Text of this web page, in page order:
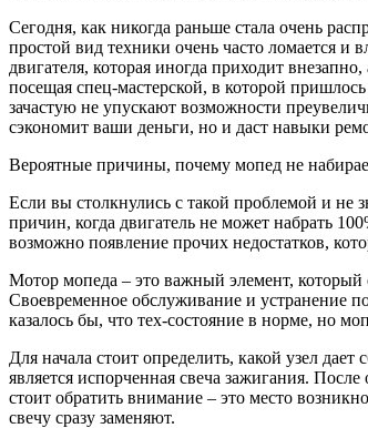
Сегодня, как никогда раньше стала очень
простой вид техники очень часто ломается и
двигателя, которая иногда приходит
посещая спец-мастерской, в которой
зачастую не упускают возможности
сэкономит ваши деньги, но и даст навыки
Вероятные причины, почему мопед не
Если вы столкнулись с такой проблемой и не
причин, когда двигатель не может набрать
возможно появление прочих недостатков,
Мотор мопеда – это важный элемент, который
Своевременное обслуживание и устранение
казалось бы, что тех-состояние в норме, но
Для начала стоит определить, какой узел
является испорченная свеча зажигания.
стоит обратить внимание – это место
свечу сразу заменяют.